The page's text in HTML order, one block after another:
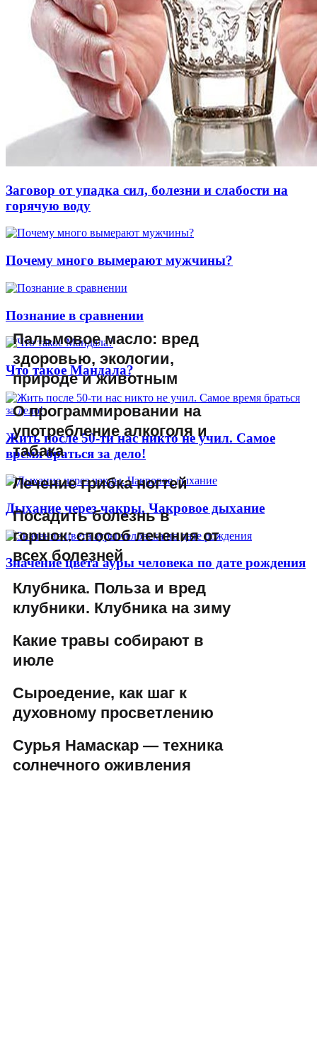
Пальмовое масло: вред
здоровью, экологии,
природе и животным
О программировании на
употребление алкоголя и
табака
Лечение грибка ногтей
Посадить болезнь в
горшок: способ лечения от
всех болезней
Клубника. Польза и вред
клубники. Клубника на зиму
Какие травы собирают в
июле
Сыроедение, как шаг к
духовному просветлению
Сурья Намаскар — техника
солнечного оживления
Заговор от упадка сил, болезни и слабости на
горячую воду
Почему много вымерaют мужчины?
Познание в сравнении
Что такое Мандала?
Жить после 50-ти нас никто не учил. Самое
время браться за дело!
Дыхание через чакры. Чакровое дыхание
Значение цвета ауры человека по дате рождения